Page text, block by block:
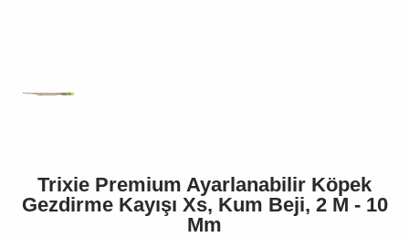
Trixie Premium Ayarlanabilir Köpek
Gezdirme Kayışı Xs, Kum Beji, 2 M - 10
Mm